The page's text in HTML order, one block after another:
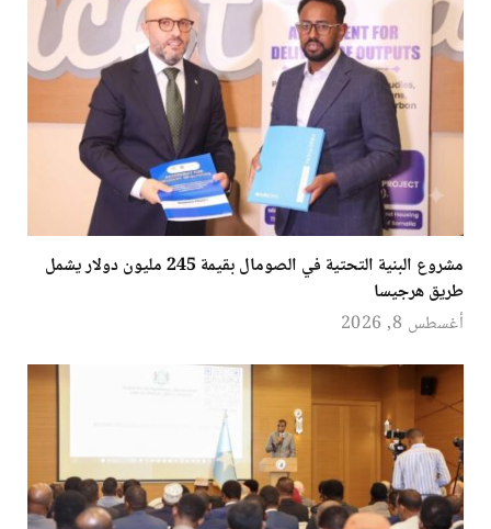
مشروع البنية التحتية في الصومال بقيمة 245 مليون دولار يشمل
طريق هرجيسا
أغسطس 8, 2026